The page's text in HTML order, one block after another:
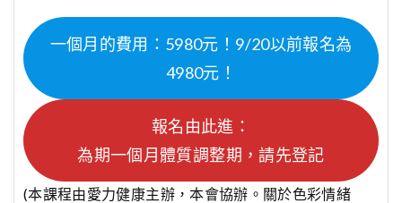
一個月的費用：5980元！9/20以前報名為
4980元！
報名由此進：
為期一個月體質調整期，請先登記
(本課程由愛力健康主辦，本會協辦。關於色彩情緒